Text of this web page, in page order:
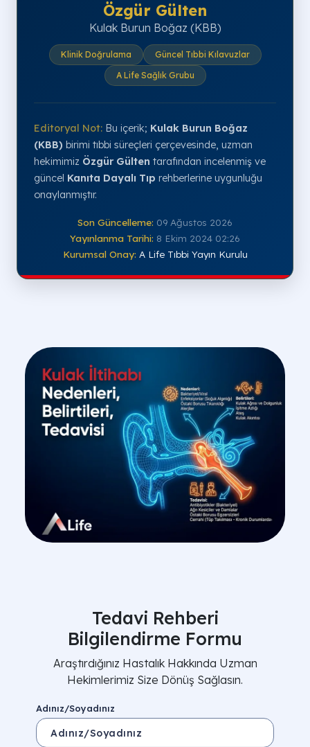
Özgür Gülten
Kulak Burun Boğaz (KBB)
Klinik Doğrulama
Güncel Tıbbi Kılavuzlar
A Life Sağlık Grubu
Editoryal Not: Bu içerik; Kulak Burun Boğaz
(KBB) birimi tıbbi süreçleri çerçevesinde, uzman
hekimimiz Özgür Gülten tarafından incelenmiş ve
güncel Kanıta Dayalı Tıp rehberlerine uygunluğu
onaylanmıştır.
Son Güncelleme: 09 Ağustos 2026
Yayınlanma Tarihi: 8 Ekim 2024 02:26
Kurumsal Onay: A Life Tıbbi Yayın Kurulu
Tedavi Rehberi
Bilgilendirme Formu
Araştırdığınız Hastalık Hakkında Uzman
Hekimlerimiz Size Dönüş Sağlasın.
Adınız/Soyadınız